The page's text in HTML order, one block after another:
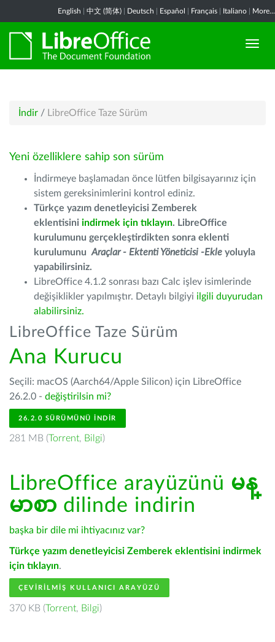
English 中文 (简体) Deutsch Español Français Italiano More...
İndir / LibreOffice Taze Sürüm
Yeni özelliklere sahip son sürüm
İndirmeye başlamadan önce lütfen bilgisayarınız için
sistem gereksinimlerini kontrol ediniz.
Türkçe yazım denetleyicisi Zemberek
eklentisini indirmek için tıklayın. LibreOffice
kurulumunu gerçekleştirdikten sonra eklenti
kurulumunu Araçlar - Ektenti Yöneticisi -Ekle yoluyla
yapabilirsiniz.
LibreOffice 4.1.2 sonrası bazı Calc işlev isimlerinde
değişiklikler yapılmıştır. Detaylı bilgiyi ilgili duyurudan
alabilirsiniz.
LibreOffice Taze Sürüm
Ana Kurucu
Seçili: macOS (Aarch64/Apple Silicon) için LibreOffice
26.2.0 - değiştirilsin mi?
26.2.0 SÜRÜMÜNÜ İNDIR
281 MB (Torrent, Bilgi)
LibreOffice arayüzünü မန္
မာစာ dilinde indirin
başka bir dile mi ihtiyacınız var?
Türkçe yazım denetleyicisi Zemberek eklentisini indirmek
için tıklayın.
ÇEVIRILMIŞ KULLANICI ARAYÜZÜ
370 KB (Torrent, Bilgi)